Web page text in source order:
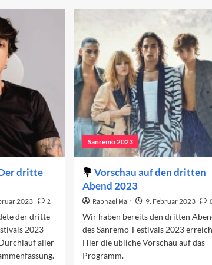
auf
Abend
2023
dritte
2023
2
der dritte
2023
aller
Sanremo 2023
Vorschau auf den dritten
Abend 2023
Raphael Mair 9. Februar 2023
Wir haben bereits den dritten
des Sanremo-Festivals 2023
Hier die übliche Vorschau auf das
Programm.